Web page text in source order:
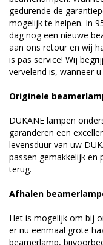
gedurende de
mogelijk te helpen. In
dag nog een nieuwe
aan ons retour en wij
is pas service! Wij
vervelend is, wanneer
Originele
DUKANE lampen
garanderen een
levensduur van uw
passen gemakkelijk en
terug.
Afhalen
Het is mogelijk om bij
er nu eenmaal grote
beamerlamp,